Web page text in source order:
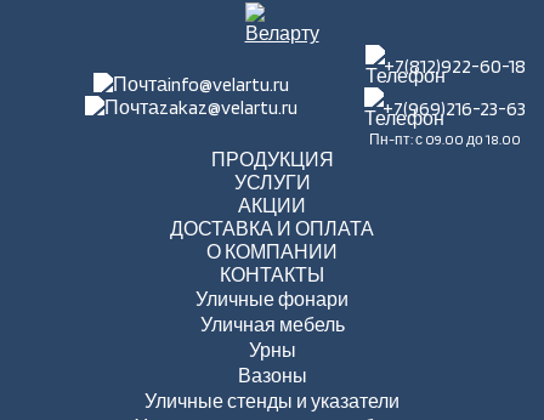
info@velartu.ru
zakaz@velartu.ru
+7(812)922-60-18
+7(969)216-23-63
Пн-пт: с 09.00 до 18.00
ПРОДУКЦИЯ
УСЛУГИ
АКЦИИ
ДОСТАВКА И ОПЛАТА
О КОМПАНИИ
КОНТАКТЫ
Уличные фонари
Уличная мебель
Урны
Вазоны
Уличные стенды и указатели